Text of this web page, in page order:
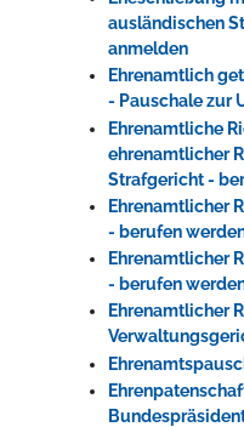
ausländischen
anmelden
Ehrenamtlich
- Pauschale zur
Ehrenamtliche
ehrenamtlicher
Strafgericht -
Ehrenamtlicher
- berufen
Ehrenamtlicher
- berufen
Ehrenamtlicher